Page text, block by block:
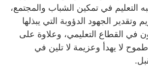
التعليم في تمكين الشباب والمجتمع،
وتقدير الجهود الدؤوبة التي يبذلها
في القطاع التعليمي، وعلاوة على
لا يهدأ وعزيمة لا تلين في